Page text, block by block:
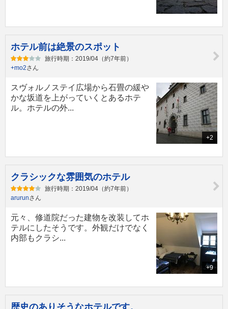
ホテル前は絶景のスポット
旅行時期：2019/04（約7年前）
+mo2さん
+2
スヴォルノステイ広場から石畳の緩や
かな坂道を上がっていくとあるホテ
ル。ホテルの外...
クラシックな雰囲気のホテル
旅行時期：2019/04（約7年前）
arurunさん
+9
元々、修道院だった建物を改装してホ
テルにしたそうです。外観だけでなく
内部もクラシ...
歴史のありそうなホテルです。